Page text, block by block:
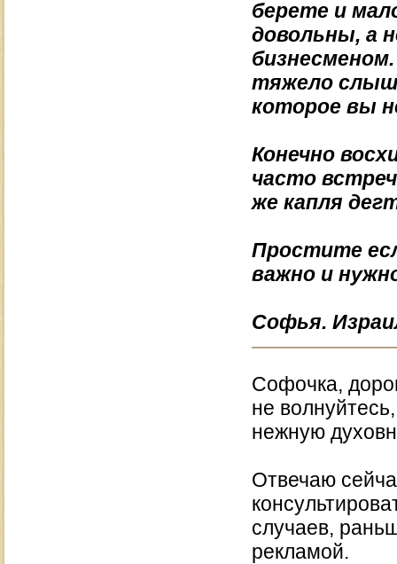
берете и
довольны, а
тяжело
которое вы
Конечно
часто
же капля
Простите
важно и
Софья.
Софочка,
не
нежную
Отвечаю
случаев,
рекламой.